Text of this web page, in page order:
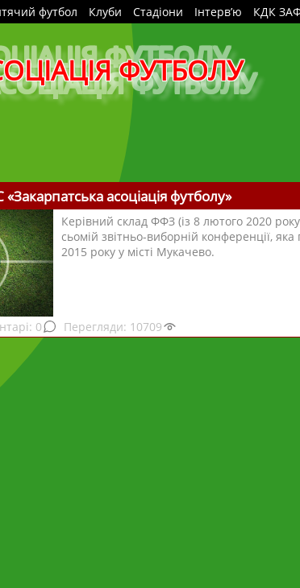
футбол Клуби Стадіони Інтерв’ю КДК
ФУТБОЛУ
асоціація футболу»
Керівний склад ФФЗ (із 8 лютого 2020
сьомій звітньо-виборній конференції,
2015 року у місті Мукачево.
0 10709